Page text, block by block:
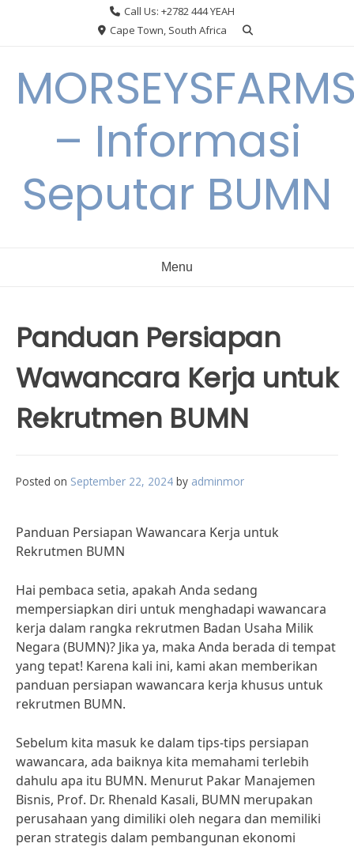
Call Us: +2782 444 YEAH
Cape Town, South Africa
– Informasi
Seputar BUMN
Menu
Panduan Persiapan
Wawancara Kerja untuk
Rekrutmen BUMN
Posted on September 22, 2024 by adminmor
Panduan Persiapan Wawancara Kerja untuk
Rekrutmen BUMN
Hai pembaca setia, apakah Anda sedang
mempersiapkan diri untuk menghadapi wawancara
kerja dalam rangka rekrutmen Badan Usaha Milik
Negara (BUMN)? Jika ya, maka Anda berada di tempat
yang tepat! Karena kali ini, kami akan memberikan
panduan persiapan wawancara kerja khusus untuk
rekrutmen BUMN.
Sebelum kita masuk ke dalam tips-tips persiapan
wawancara, ada baiknya kita memahami terlebih
dahulu apa itu BUMN. Menurut Pakar Manajemen
Bisnis, Prof. Dr. Rhenald Kasali, BUMN merupakan
perusahaan yang dimiliki oleh negara dan memiliki
peran strategis dalam pembangunan ekonomi